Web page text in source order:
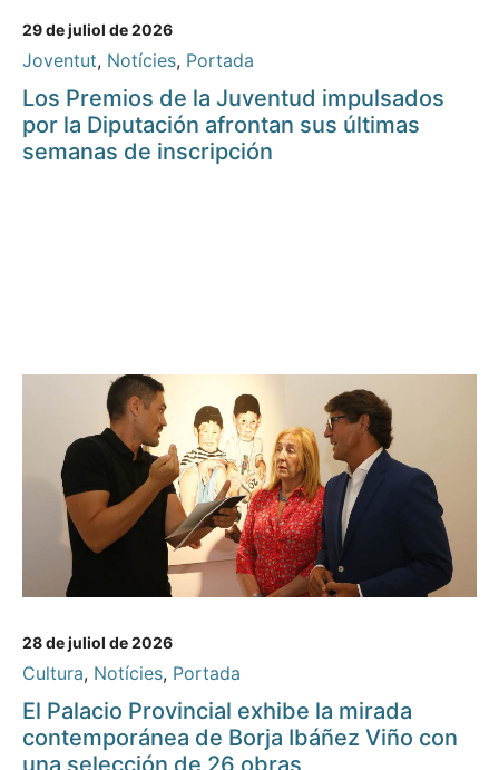
29 de juliol de 2026
Joventut, Notícies, Portada
Los Premios de la Juventud impulsados
por la Diputación afrontan sus últimas
semanas de inscripción
28 de juliol de 2026
Cultura, Notícies, Portada
El Palacio Provincial exhibe la mirada
contemporánea de Borja Ibáñez Viño con